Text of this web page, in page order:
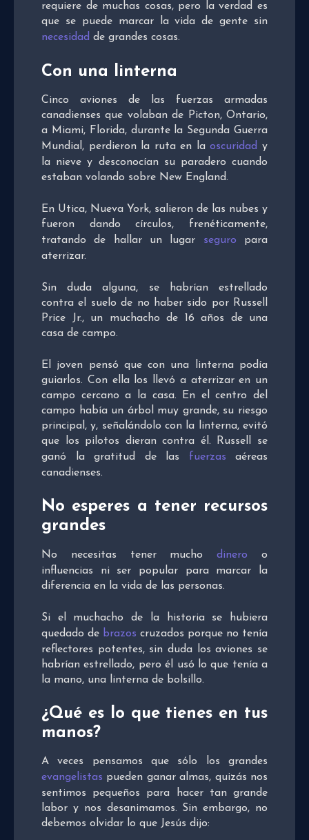
requiere de muchas cosas, pero la verdad es
que se puede marcar la vida de gente sin
necesidad de grandes cosas.
Con una linterna
Cinco aviones de las fuerzas armadas
canadienses que volaban de Picton, Ontario,
a Miami, Florida, durante la Segunda Guerra
Mundial, perdieron la ruta en laoscuridad y
la nieve y desconocían su paradero cuando
estaban volando sobre New England.
En Utica, Nueva York, salieron de las nubes y
fueron dando círculos, frenéticamente,
tratando de hallar un lugar seguro para
aterrizar.
Sin duda alguna, se habrían estrellado
contra el suelo de no haber sido por Russell
Price Jr., un muchacho de 16 años de una
casa de campo.
El joven pensó que con una linterna podía
guiarlos. Con ella los llevó a aterrizar en un
campo cercano a la casa. En el centro del
campo había un árbol muy grande, su riesgo
principal, y, señalándolo con la linterna, evitó
que los pilotos dieran contra él. Russell se
ganó la gratitud de las fuerzas aéreas
canadienses.
No esperes a tener recursos
grandes
No necesitas tener muchodinero o
influencias ni ser popular para marcar la
diferencia en la vida de las personas.
Si el muchacho de la historia se hubiera
quedado de brazos cruzados porque no tenía
reflectores potentes, sin duda los aviones se
habrían estrellado, pero él usó lo que tenía a
la mano, una linterna de bolsillo.
¿Qué es lo que tienes en tus
manos?
A veces pensamos que sólo los grandes
evangelistas pueden ganar almas, quizás nos
sentimos pequeños para hacer tan grande
labor y nos desanimamos. Sin embargo, no
debemos olvidar lo que Jesús dijo: